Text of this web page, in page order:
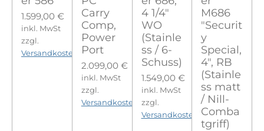
1.599,00 €
inkl. MwSt
zzgl.
Versandkosten
Carry
Comp,
Power
Port
2.099,00 €
inkl. MwSt
zzgl.
Versandkosten
4 1/4"
WO
(Stainle
ss / 6-
Schuss)
1.549,00 €
inkl. MwSt
zzgl.
Versandkosten
M686
"Securit
y
Special,
4", RB
(Stainle
ss matt
/ Nill-
Comba
tgriff)